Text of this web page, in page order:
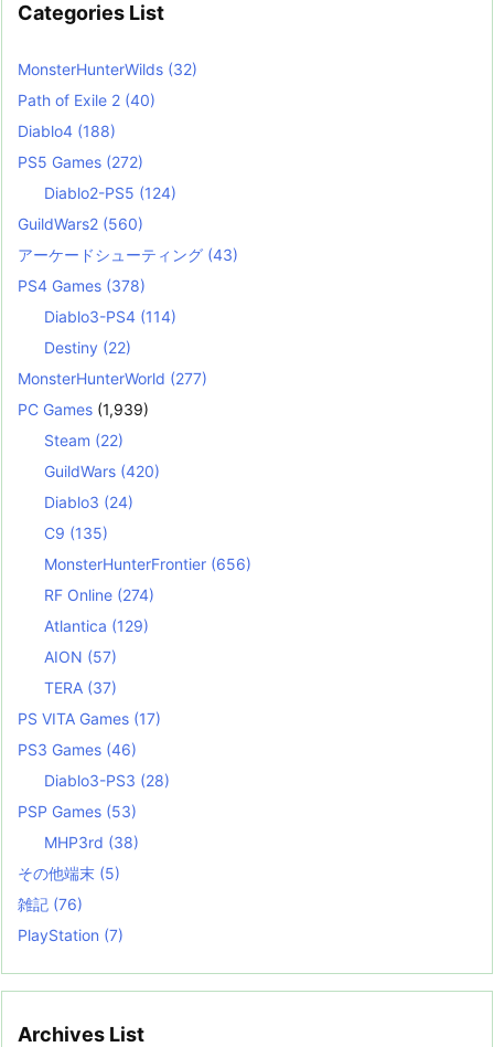
Categories List
MonsterHunterWilds (32)
Path of Exile 2 (40)
Diablo4 (188)
PS5 Games (272)
Diablo2-PS5 (124)
GuildWars2 (560)
アーケードシューティング (43)
PS4 Games (378)
Diablo3-PS4 (114)
Destiny (22)
MonsterHunterWorld (277)
PC Games (1,939)
Steam (22)
GuildWars (420)
Diablo3 (24)
C9 (135)
MonsterHunterFrontier (656)
RF Online (274)
Atlantica (129)
AION (57)
TERA (37)
PS VITA Games (17)
PS3 Games (46)
Diablo3-PS3 (28)
PSP Games (53)
MHP3rd (38)
その他端末 (5)
雑記 (76)
PlayStation (7)
Archives List